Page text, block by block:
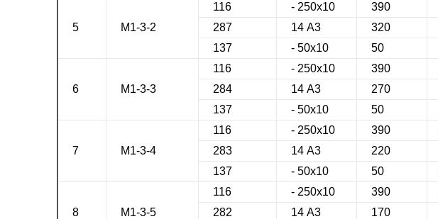
5 М1-3-2
116 - 250х10 390
287 14 А3 320
137
- 50х10 50
6 М1-3-3
116 - 250х10 390
284 14 А3 270
137
- 50х10 50
7 М1-3-4
116 - 250х10 390
283 14 А3 220
137
- 50х10 50
8 М1-3-5
116 - 250х10 390
282 14 А3 170